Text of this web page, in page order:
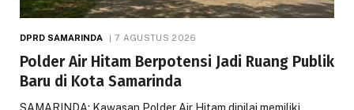
DPRD SAMARINDA 7 AGUSTUS 2026
Polder Air Hitam Berpotensi Jadi Ruang Publik
Baru di Kota Samarinda
SAMARINDA: Kawasan Polder Air Hitam dinilai memiliki